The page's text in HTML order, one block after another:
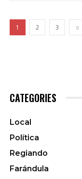
1 2 3
CATEGORIES
Local
Política
Regiando
Farándula